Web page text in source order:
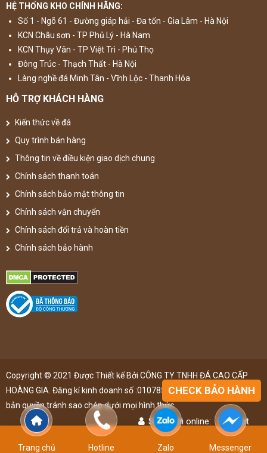
HỆ THỐNG KHO CHÍNH HÃNG:
Số 1 - Ngõ 61 - Đường giáp hải - Đa tốn - Gia Lâm - Hà Nội
KCN Châu sơn - TP Phủ Lý - Hà Nam
KCN Thụy Vân - TP Việt Trì - Phú Thọ
Đông Trúc - Thạch Thất - Hà Nội
Làng nghề đá Minh Tân - Vĩnh Lộc - Thanh Hóa
HỖ TRỢ KHÁCH HÀNG
Kiến thức về đá
Quy trình bán hàng
Thông tin về điều kiện giao dịch chung
Chính sách thanh toán
Chính sách bảo mật thông tin
Chính sách vận chuyển
Chính sách đổi trả và hoàn tiền
Chính sách bảo hành
Copyright © 2021 Được Thiết kế Bởi CÔNG TY TNHH ĐÁ CAO CẤP
HOÀNG GIA. Đăng kí kinh doanh số :0107851148 ,đã được đăng kí
bản quyền,tránh sao chép dưới mọi hình thức
Số người online: 45 lượt
Lượt truy cập:
4891439 lượt
Trang chủ Hotline Zalo Messenger
CHECK BẢO HÀNH